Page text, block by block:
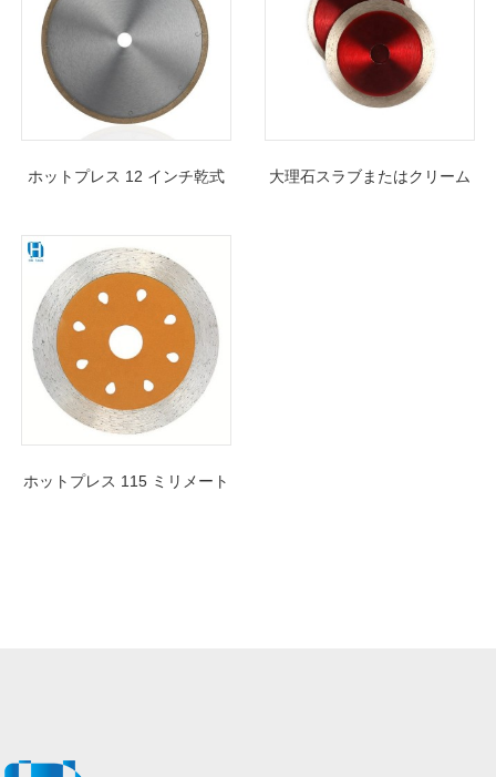
ホットプレス 12 インチ乾式
ラス用連続リム ダイヤモンド
鋸刃
大理石スラブまたはクリーム
ホットプレス 115 ミリメート